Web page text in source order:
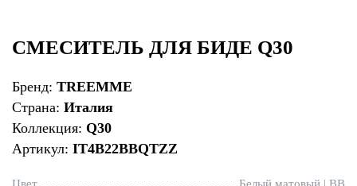
СМЕСИТЕЛЬ ДЛЯ БИДЕ Q30
Бренд: TREEMME
Страна: Италия
Коллекция: Q30
Артикул: IT4B22BBQTZZ
Цвет
Белый матовый | BB